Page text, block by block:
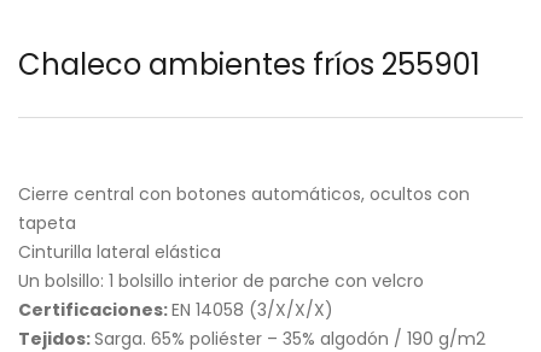
Chaleco ambientes fríos 255901
Cierre central con botones automáticos, ocultos con
tapeta
Cinturilla lateral elástica
Un bolsillo: 1 bolsillo interior de parche con velcro
Certificaciones:EN 14058 (3/X/X/X)
Tejidos:Sarga. 65% poliéster – 35% algodón / 190 g/m2